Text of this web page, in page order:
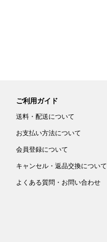
ご利用ガイド
送料・配送について
お支払い方法について
会員登録について
キャンセル・返品交換について
よくある質問・お問い合わせ